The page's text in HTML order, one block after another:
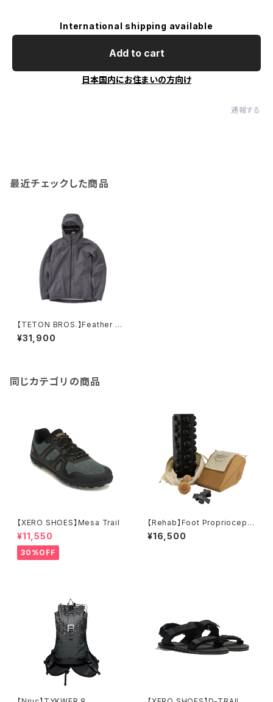
International shipping available
Add to cart
日本国内にお住まいの方向け
通報する
最近チェックした商品
【TETON BROS.】Feather Ra
in Jacket
¥31,900
同じカテゴリの商品
【XERO SHOES】Mesa Trail
¥11,550
30%OFF
【Rehab】Foot Propriocepti
on Kit
¥16,500